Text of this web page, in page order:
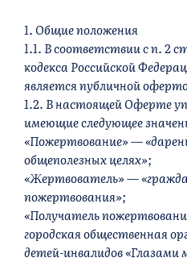
1. Общие положения
1.1. В соответствии с п. 2
кодекса Российской
является публичной
1.2. В настоящей Оферте
имеющие следующее
«Пожертвование» —
общеполезных целях»;
«Жертвователь» —
пожертвования»;
«Получатель
городская общественная
детей-инвалидов «Глазами